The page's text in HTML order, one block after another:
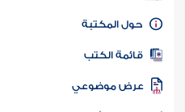
كتاب الأمة
المكتبة
الكتب